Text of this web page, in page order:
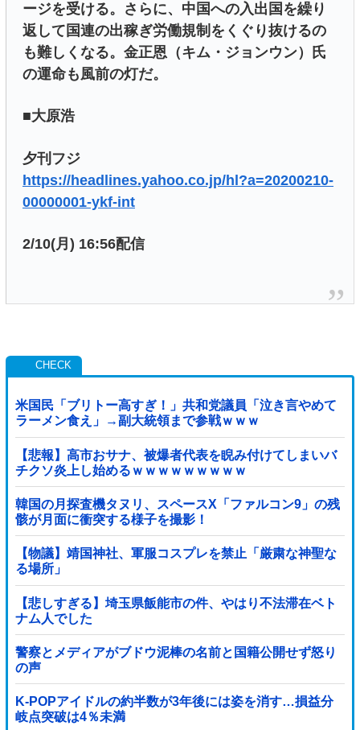
ージを受ける。さらに、中国への入出国を繰り
返して国連の出稼ぎ労働規制をくぐり抜けるの
も難しくなる。金正恩（キム・ジョンウン）氏
の運命も風前の灯だ。
■大原浩
夕刊フジ
https://headlines.yahoo.co.jp/hl?a=20200210-
00000001-ykf-int
2/10(月) 16:56配信
米国民「ブリトー高すぎ！」共和党議員「泣き言やめて
ラーメン食え」→副大統領まで参戦ｗｗｗ
【悲報】高市おサナ、被爆者代表を睨み付けてしまいバ
チクソ炎上し始めるｗｗｗｗｗｗｗｗｗ
韓国の月探査機タヌリ、スペースX「ファルコン9」の残
骸が月面に衝突する様子を撮影！
【物議】靖国神社、軍服コスプレを禁止「厳粛な神聖な
る場所」
【悲しすぎる】埼玉県飯能市の件、やはり不法滞在ベト
ナム人でした
警察とメディアがブドウ泥棒の名前と国籍公開せず怒り
の声
K-POPアイドルの約半数が3年後には姿を消す…損益分
岐点突破は4％未満